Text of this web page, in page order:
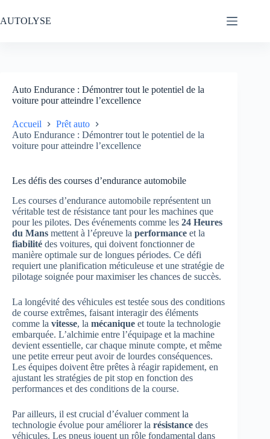
au
contenu
AUTOLYSE
Auto Endurance : Démontrer tout le potentiel de la
voiture pour atteindre l’excellence
Accueil
Prêt auto
Auto Endurance : Démontrer tout le potentiel de la
voiture pour atteindre l’excellence
Les défis des courses d’endurance automobile
Les courses d’endurance automobile représentent un
véritable test de résistance tant pour les machines que
pour les pilotes. Des événements comme les 24 Heures
du Mans mettent à l’épreuve la performance et la
fiabilité des voitures, qui doivent fonctionner de
manière optimale sur de longues périodes. Ce défi
requiert une planification méticuleuse et une stratégie de
pilotage soignée pour maximiser les chances de succès.
La longévité des véhicules est testée sous des conditions
de course extrêmes, faisant interagir des éléments
comme la vitesse, la mécanique et toute la technologie
embarquée. L’alchimie entre l’équipage et la machine
devient essentielle, car chaque minute compte, et même
une petite erreur peut avoir de lourdes conséquences.
Les équipes doivent être prêtes à réagir rapidement, en
ajustant les stratégies de pit stop en fonction des
performances et des conditions de la course.
Par ailleurs, il est crucial d’évaluer comment la
technologie évolue pour améliorer la résistance des
véhicules. Les pneus jouent un rôle fondamental dans